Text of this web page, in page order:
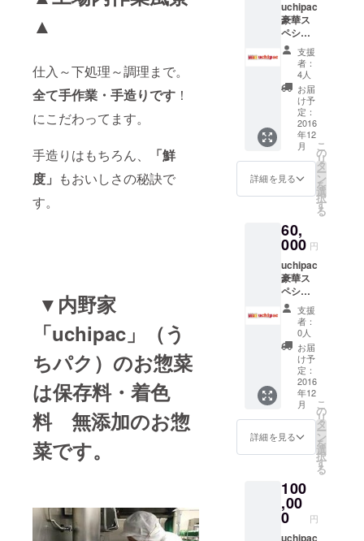
▲
仕入～下処理～調理まで。
全て手作業・手造りです ！
にこだわってます。
手造りはもちろん、
「鮮
度」 もおいしさの秘訣で
す。
▼内野家
「uchipac」（う
ちパク）のお惣菜
は保存料・着色
料 無添加のお惣
菜です。
なんき
ん煮 ・
塩鮭 ③
晩酌 ～
いつも
お疲れ
さま～
セット
・いか
りこん
にゃく
・黒豆
・すじ
こん ・
※お手数
おかけ
が、ご
希望の
種類の
番号を
応援コ
メント
の欄に
ご記入
下さ
い。
※（送料
はこち
担致し
ます）
・ハン
バーグ
(デミグ
ラス
ソース)
・煮鯖
・竹の
子土佐
煮 ・ハ
ンバー
グ(和風)
・ひじ
き煮 ・
鶏照り
＆おば
あちゃ
つまで
も元気
でいて
ね～！
目指せ
ギネ
ス！～
セット
・卯の
花 ・牛
肉と玉
ねぎの
千切り
大根 ・
塩鮭 ・
鶏大根
・煮鯖
ム可)
★『uch
ipac』
15種
セッ
ト。 下
記の中
からお
好きな
セット
を１つ
お選び
下さ
い。 ①
へ ～い
つも何
食べて
るの？
～セッ
ト ・糸
コンそ
ぼろ煮
・千切
り大根
・ハン
バーグ
(デミグ
ラス
ソース)
・煮鯖
・竹の
グ(和風)
・ひじ
き煮 ・
鶏照り
uchipac
豪華ス
ペシャ
ルセッ
ト！ ★
内野家
スタッ
フよ
り、お
礼の手
紙。 ★
ちめい
どさん
作詞作
曲「内
野家」
ナルＣ
Ｄ。 ★
内野家
HPでの
名前掲
載(ニッ
クネー
ム可) ★
全30種
類 ～
やっ
たー！
全部食
べれる
やん！
～１
セット
に記載
してお
りま
す。
支援
者：
4人
お届
け予
定：
2016
年12
月
詳細を見る
こ
の
リ
タ
ー
ン
を
選
択
す
る
60,
000 円
uchipac
豪華ス
ペシャ
ルセッ
ト！ ★
内野家
スタッ
フよ
り、お
礼の手
紙。 ★
ちめい
どさん
作詞作
曲「内
野家」
ナルＣ
Ｄ。 ★
内野家
HPでの
名前掲
支援
者：
0人
お届
け予
定：
2016
年12
月
詳細を見る
こ
の
リ
タ
ー
ン
を
選
択
す
る
100
,00
0 円
uchipac